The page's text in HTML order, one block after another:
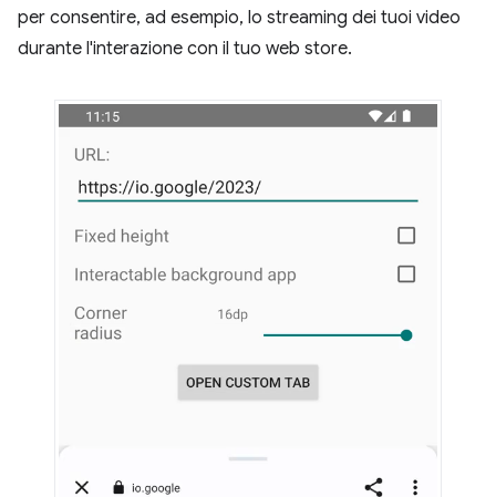
per consentire, ad esempio, lo streaming dei tuoi video
durante l'interazione con il tuo web store.